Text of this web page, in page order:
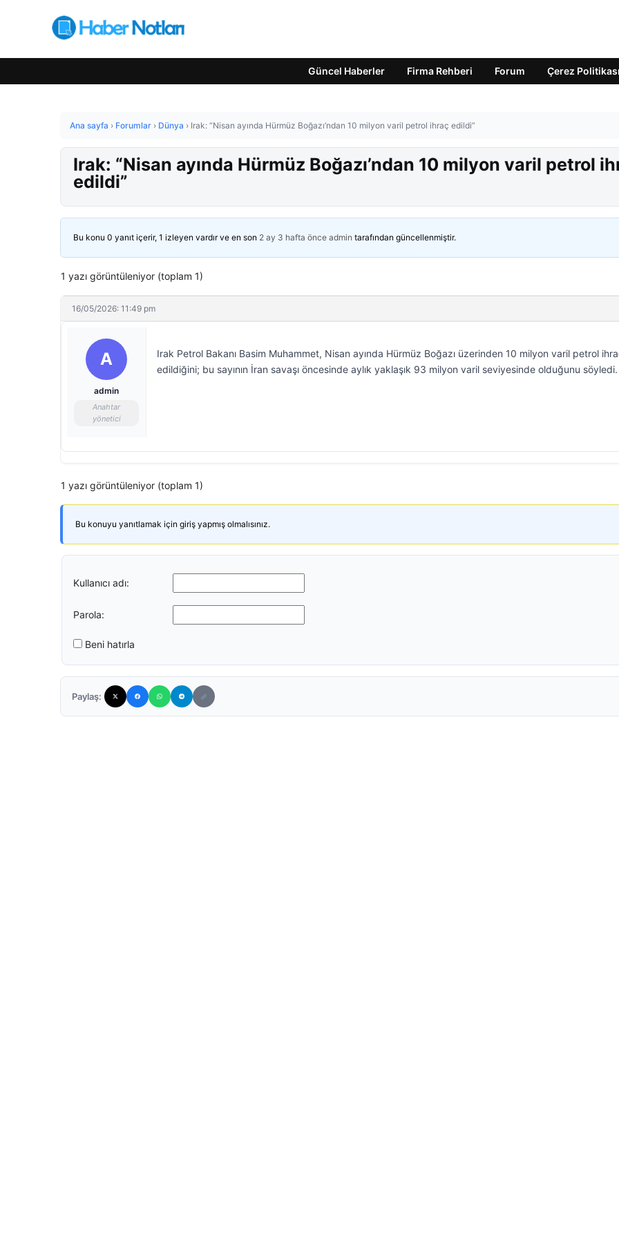
Güncel Haberler Firma Rehberi Forum Çerez Politikası
Ana sayfa › Forumlar › Dünya › Irak: “Nisan ayında Hürmüz Boğazı’ndan 10 milyon varil petrol ihraç edildi”
Irak: “Nisan ayında Hürmüz Boğazı’ndan 10 milyon varil petrol
edildi”
Bu konu 0 yanıt içerir, 1 izleyen vardır ve en son 2 ay 3 hafta önce admin tarafından güncellenmiştir.
1 yazı görüntüleniyor (toplam 1)
16/05/2026: 11:49 pm
A
admin
Anahtar
yönetici
Irak Petrol Bakanı Basim Muhammet, Nisan ayında Hürmüz Boğazı üzerinden 10 milyon varil petrol
edildiğini; bu sayının İran savaşı öncesinde aylık yaklaşık 93 milyon varil seviyesinde olduğunu söyledi.
1 yazı görüntüleniyor (toplam 1)
Bu konuyu yanıtlamak için giriş yapmış olmalısınız.
Kullanıcı adı:
Parola:
Beni hatırla
Paylaş: